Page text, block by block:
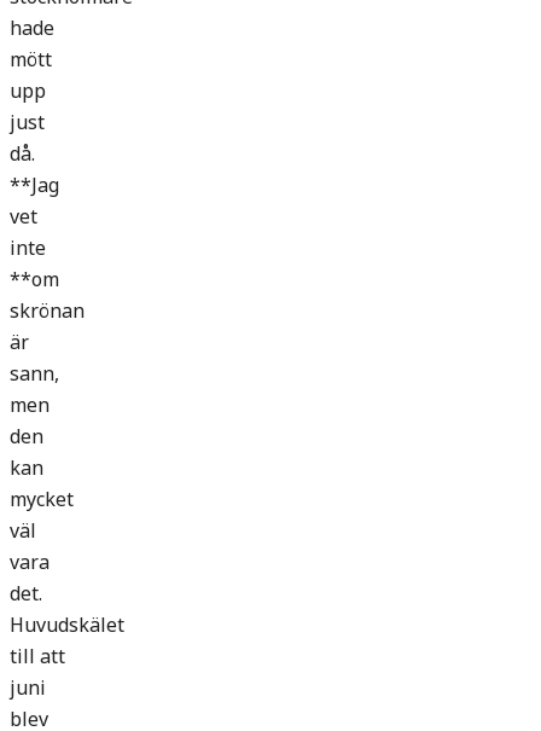
hade
mött
upp
just
då.
**Jag
vet
inte
**om
skrönan
är
sann,
men
den
kan
mycket
väl
vara
det.
Huvudskälet
till att
juni
blev